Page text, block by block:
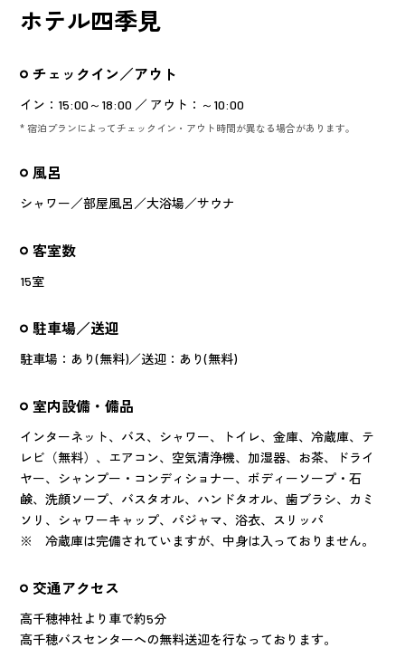
ホテル四季見
チェックイン／アウト
イン：15:00～18:00 ／ アウト：～10:00
* 宿泊プランによってチェックイン・アウト時間が異なる場合があります。
風呂
シャワー／部屋風呂／大浴場／サウナ
客室数
15室
駐車場／送迎
駐車場：あり(無料)／送迎：あり(無料)
室内設備・備品
インターネット、バス、シャワー、トイレ、金庫、冷蔵庫、テ
レビ（無料）、エアコン、空気清浄機、加湿器、お茶、ドライ
ヤー、シャンプー・コンディショナー、ボディーソープ・石
鹸、洗顔ソープ、バスタオル、ハンドタオル、歯ブラシ、カミ
ソリ、シャワーキャップ、パジャマ、浴衣、スリッパ
※ 冷蔵庫は完備されていますが、中身は入っておりません。
交通アクセス
高千穂神社より車で約5分
高千穂バスセンターへの無料送迎を行なっております。